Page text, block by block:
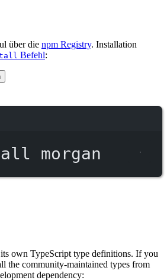
über die npm Registry. Installation
Befehl:
morgan
own TypeScript type definitions. If you
the community-maintained types from
dependency: